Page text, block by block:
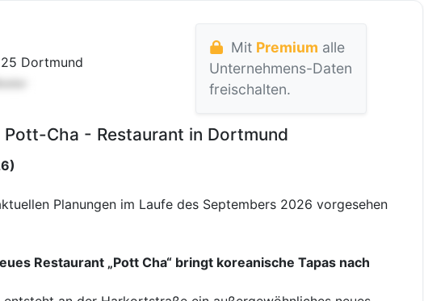
Dortmund
Mit Premium alle
Unternehmens-Daten
freischalten.
Cha - Restaurant in Dortmund
Planungen im Laufe des Septembers 2026 vorgesehen
Restaurant „Pott Cha“ bringt koreanische Tapas nach